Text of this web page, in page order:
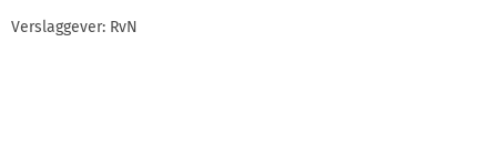
Verslaggever: RvN